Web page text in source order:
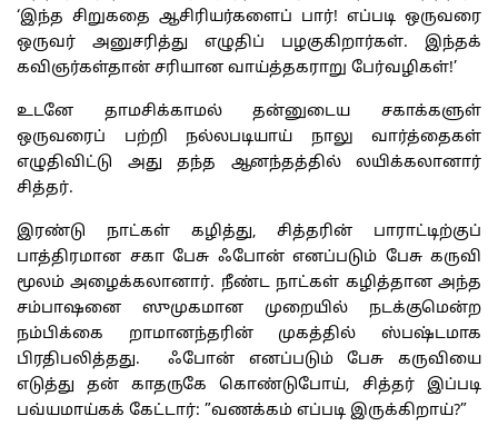
‘இந்த சிறுகதை ஆசிரியர்களைப் பார்! எப்படி ஒருவரை
ஒருவர் அனுசரித்து எழுதிப் பழகுகிறார்கள். இந்தக்
கவிஞர்கள்தான் சரியான வாய்த்தகராறு பேர்வழிகள்!’
உடனே தாமசிக்காமல் தன்னுடைய சகாக்களுள்
ஒருவரைப் பற்றி நல்லபடியாய் நாலு வார்த்தைகள்
எழுதிவிட்டு அது தந்த ஆனந்தத்தில் லயிக்கலானார்
சித்தர்.
இரண்டு நாட்கள் கழித்து, சித்தரின் பாராட்டிற்குப்
பாத்திரமான சகா பேசு ஃபோன் எனப்படும் பேசு கருவி
மூலம் அழைக்கலானார். நீண்ட நாட்கள் கழித்தான அந்த
சம்பாஷனை ஸுமுகமான முறையில் நடக்குமென்ற
நம்பிக்கை றாமானந்தரின் முகத்தில் ஸ்பஷ்டமாக
பிரதிபலித்தது. ஃபோன் எனப்படும் பேசு கருவியை
எடுத்து தன் காதருகே கொண்டுபோய், சித்தர் இப்படி
பவ்யமாய்கக் கேட்டார்: ”வணக்கம் எப்படி இருக்கிறாய்?”